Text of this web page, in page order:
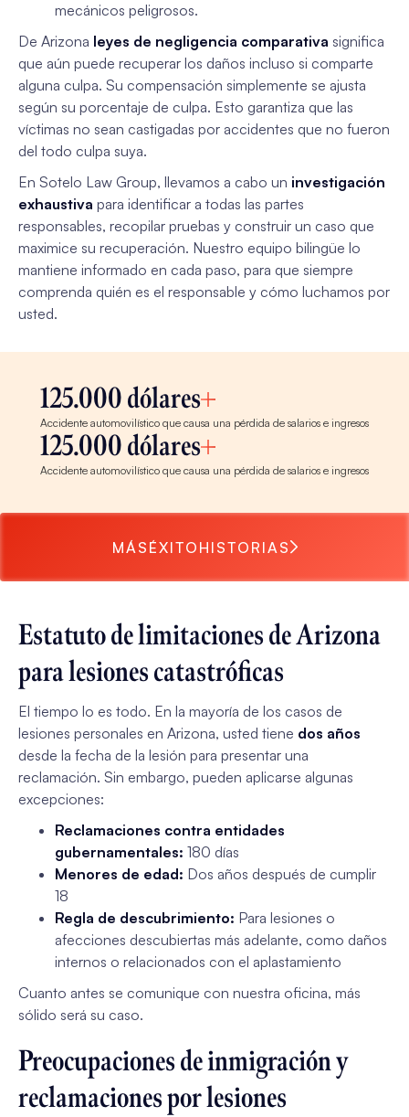
mecánicos peligrosos.
De Arizona leyes de negligencia comparativa significa
que aún puede recuperar los daños incluso si comparte
alguna culpa. Su compensación simplemente se ajusta
según su porcentaje de culpa. Esto garantiza que las
víctimas no sean castigadas por accidentes que no fueron
del todo culpa suya.
En Sotelo Law Group, llevamos a cabo un investigación
exhaustiva para identificar a todas las partes
responsables, recopilar pruebas y construir un caso que
maximice su recuperación. Nuestro equipo bilingüe lo
mantiene informado en cada paso, para que siempre
comprenda quién es el responsable y cómo luchamos por
usted.
125.000 dólares
Accidente automovilístico que causa una pérdida de salarios e ingresos
125.000 dólares
Accidente automovilístico que causa una pérdida de salarios e ingresos
MÁS ÉXITO HISTORIAS
Estatuto de limitaciones de Arizona
para lesiones catastróficas
El tiempo lo es todo. En la mayoría de los casos de
lesiones personales en Arizona, usted tiene dos años
desde la fecha de la lesión para presentar una
reclamación. Sin embargo, pueden aplicarse algunas
excepciones:
Reclamaciones contra entidades
gubernamentales: 180 días
Menores de edad: Dos años después de cumplir
18
Regla de descubrimiento: Para lesiones o
afecciones descubiertas más adelante, como daños
internos o relacionados con el aplastamiento
Cuanto antes se comunique con nuestra oficina, más
sólido será su caso.
Preocupaciones de inmigración y
reclamaciones por lesiones